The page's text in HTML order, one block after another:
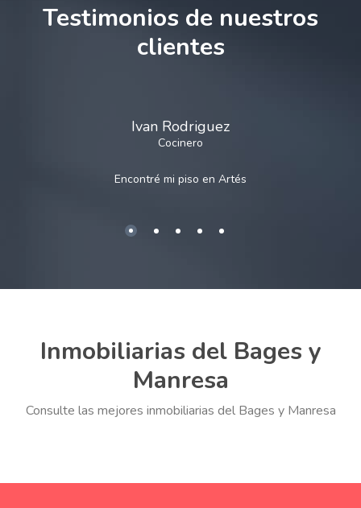
Testimonios de nuestros
clientes
Ivan Rodriguez
Cocinero
Encontré mi piso en Artés
Inmobiliarias del Bages y
Manresa
Consulte las mejores inmobiliarias del Bages y Manresa